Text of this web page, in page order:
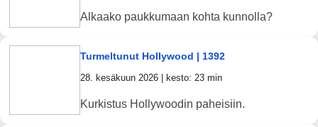
Alkaako paukkumaan kohta kunnolla?
Turmeltunut Hollywood | 1392
28. kesäkuun 2026 | kesto: 23 min
Kurkistus Hollywoodin paheisiin.